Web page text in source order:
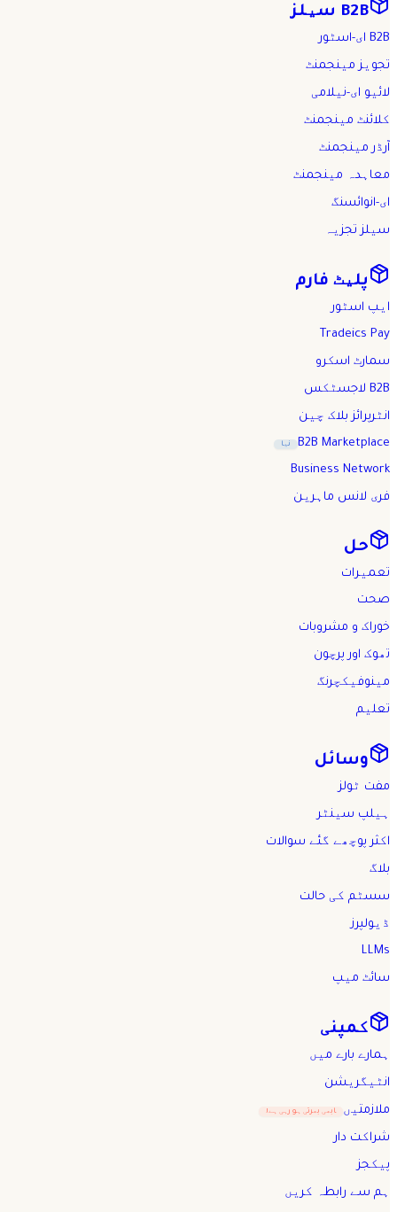
B2B سیلز
B2B ای-اسٹور
تجویز مینجمنٹ
لائیو ای-نیلامی
کلائنٹ مینجمنٹ
آرڈر مینجمنٹ
معاہدہ مینجمنٹ
ای-انوائسنگ
سیلز تجزیہ
پلیٹ فارم
ایپ اسٹور
Tradeics Pay
سمارٹ اسکرو
B2B لاجسٹکس
انٹرپرائز بلاک چین
B2B Marketplace
نیا
Business Network
فری لانس ماہرین
حل
تعمیرات
صحت
خوراک و مشروبات
تھوک اور پرچون
مینوفیکچرنگ
تعلیم
وسائل
مفت ٹولز
ہیلپ سینٹر
اکثر پوچھے گئے سوالات
بلاگ
سسٹم کی حالت
ڈیولپرز
LLMs
سائٹ میپ
کمپنی
ہمارے بارے میں
انٹیگریشن
ملازمتیں ابھی بھرتی ہو رہی ہے!
شراکت دار
پیکجز
ہم سے رابطہ کریں